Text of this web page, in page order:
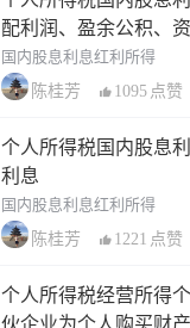
配利润、盈余公积、
国内股息利息红利所得
陈桂芳
1095 点赞
个人所得税国内股息
利息
国内股息利息红利所得
陈桂芳
1221 点赞
个人所得税经营所得
伙企业为个人购买财产